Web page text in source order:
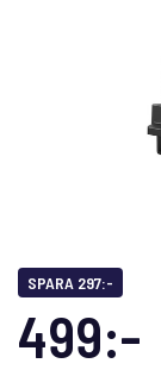
SPARA 297:-
499:-